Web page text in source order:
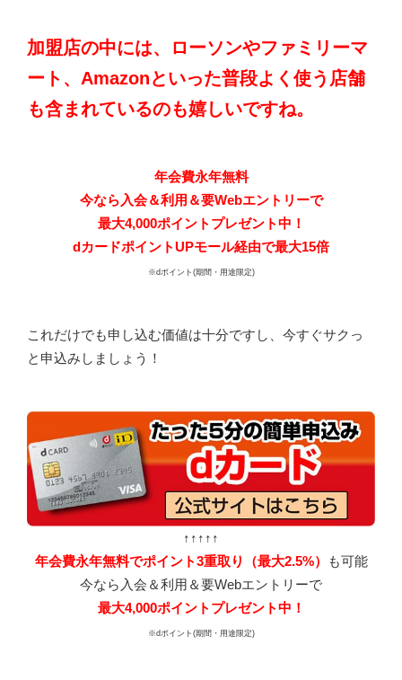
加盟店の中には、ローソンやファミリーマ
ート、Amazonといった普段よく使う店舗
も含まれているのも嬉しいですね。
年会費永年無料
今なら入会＆利用＆要Webエントリーで
最大4,000ポイントプレゼント中！
dカードポイントUPモール経由で最大15倍
※dポイント(期間・用途限定)
これだけでも申し込む価値は十分ですし、今すぐサクっ
と申込みしましょう！
↑↑↑↑↑
年会費永年無料でポイント3重取り（最大2.5%）
も可能
今なら入会＆利用＆要Webエントリーで
最大4,000ポイントプレゼント中！
※dポイント(期間・用途限定)